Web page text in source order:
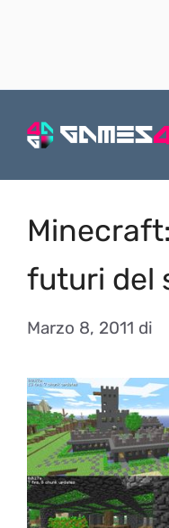
futuri del
Marzo 8, 2011 di